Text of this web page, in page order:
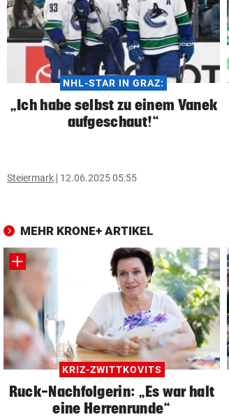
NHL-STAR IN GRAZ:
„Ich habe selbst zu einem Vanek
aufgeschaut!“
Steiermark 12.06.2025 05:55
MEHR KRONE+ ARTIKEL
KRIZ-ZWITTKOVITS
Ruck-Nachfolgerin: „Es war halt
eine Herrenrunde“